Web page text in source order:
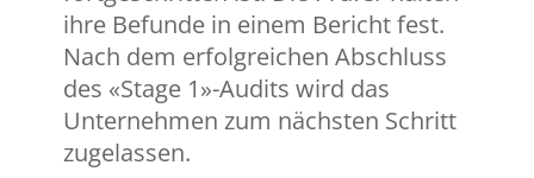
ihre Befunde in einem Bericht fest.
Nach dem erfolgreichen Abschluss
des «Stage 1»-Audits wird das
Unternehmen zum nächsten Schritt
zugelassen.